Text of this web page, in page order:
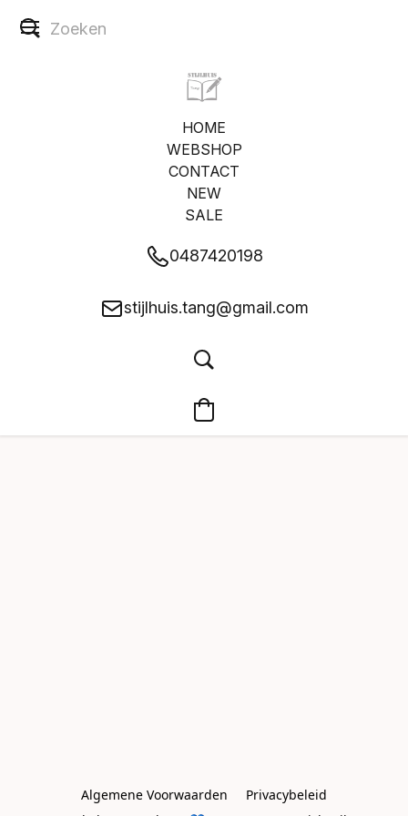
HOME
WEBSHOP
CONTACT
NEW
SALE
0487420198
stijlhuis.tang@gmail.com
Algemene Voorwaarden
Privacybeleid